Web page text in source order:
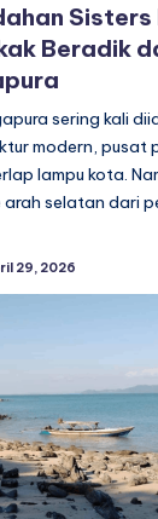
Sisters
Beradik
sering kali
modern, pusat
lampu kota.
selatan dari
29, 2026